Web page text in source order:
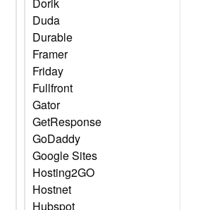
Duda
Durable
Framer
Friday
Fullfront
Gator
GetResponse
GoDaddy
Google Sites
Hosting2GO
Hostnet
Hubspot